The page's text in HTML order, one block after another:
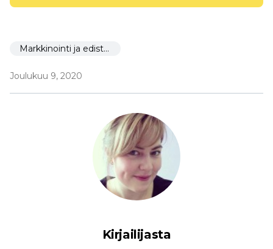
Markkinointi ja edistäminen
Joulukuu 9, 2020
Kirjailijasta